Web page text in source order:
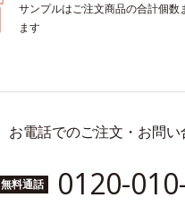
サンプルはご注文商品の合計個数
ます
お電話でのご注文・お問い
無料通話 0120-